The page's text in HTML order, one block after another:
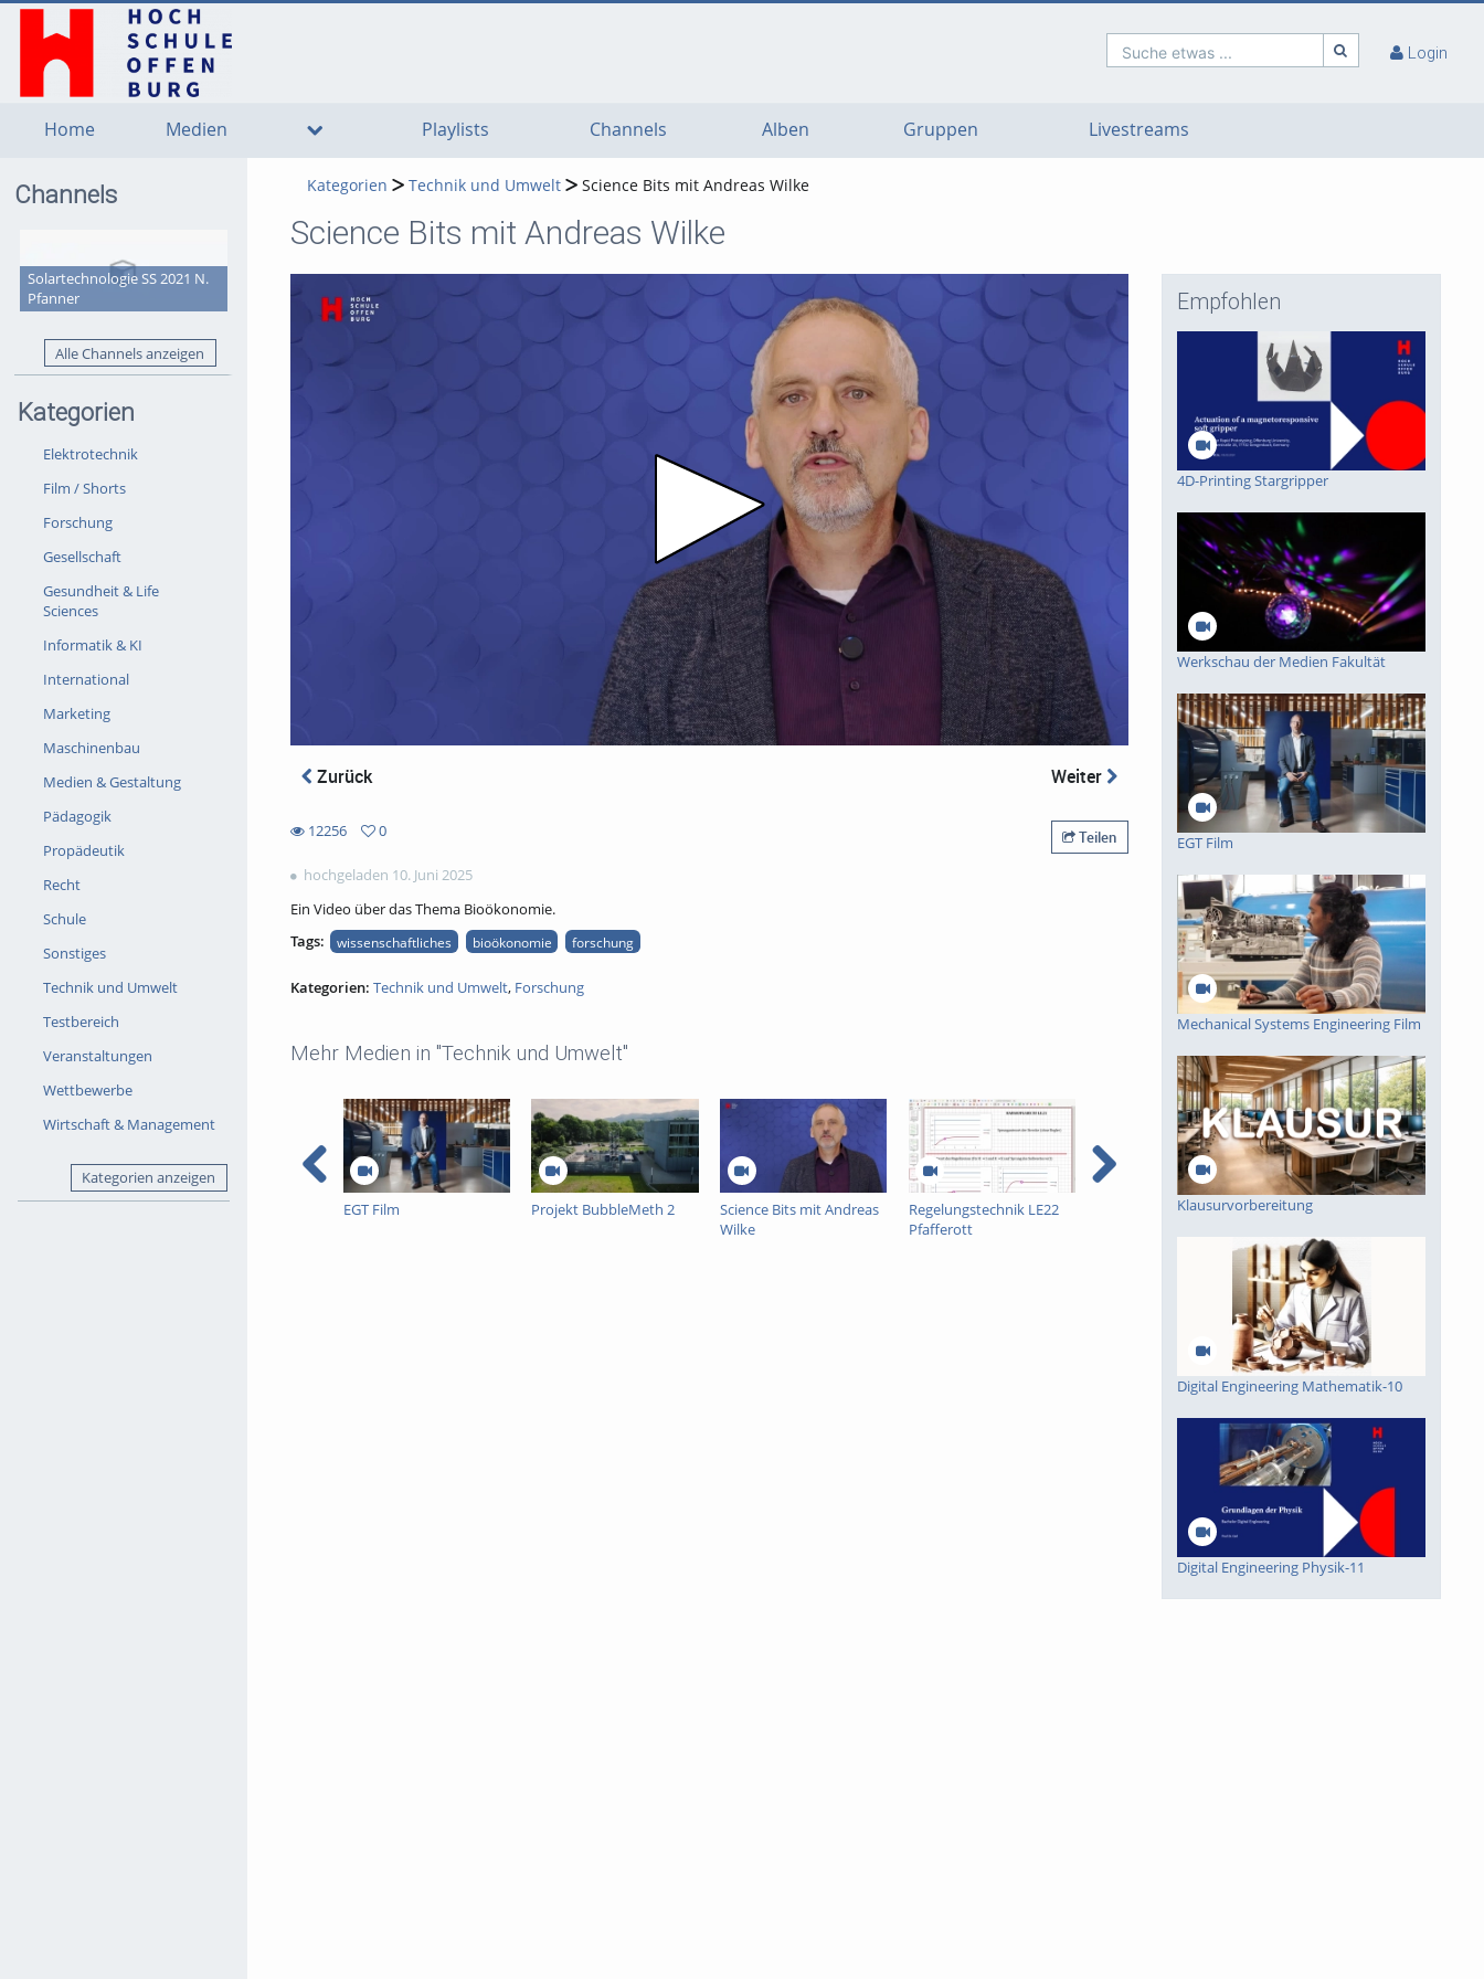
Suche etwas ... Login
Home Medien Playlists Channels Alben Gruppen Livestreams
Channels
Solartechnologie SS 2021 N.
Pfanner
Alle Channels anzeigen
Kategorien
Elektrotechnik
Film / Shorts
Forschung
Gesellschaft
Gesundheit & Life
Sciences
Informatik & KI
International
Marketing
Maschinenbau
Medien & Gestaltung
Pädagogik
Propädeutik
Recht
Schule
Sonstiges
Technik und Umwelt
Testbereich
Veranstaltungen
Wettbewerbe
Wirtschaft & Management
Kategorien anzeigen
Kategorien Technik und Umwelt Science Bits mit Andreas Wilke
Science Bits mit Andreas Wilke
Video abspielen
Zurück Weiter
12256
views
0
favorites
Teilen
hochgeladen 10. Juni 2025
Ein Video über das Thema Bioökonomie.
Tags:
wissenschaftliches bioökonomie forschung
Kategorien: Technik und Umwelt, Forschung
Mehr Medien in "Technik und Umwelt"
EGT Film Projekt BubbleMeth 2
Science Bits mit Andreas
Wilke
Regelungstechnik LE22
Pfafferott
25 Jahre Schluckspecht
Empfohlen
4D-Printing Stargripper
Werkschau der Medien Fakultät
EGT Film
Mechanical Systems Engineering Film
Klausurvorbereitung
Digital Engineering Mathematik-10
Digital Engineering Physik-11